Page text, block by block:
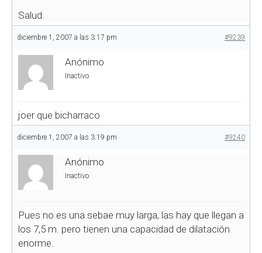
Salud.
diciembre 1, 2007 a las 3:17 pm #9239
Anónimo
Inactivo
joer que bicharraco
diciembre 1, 2007 a las 3:19 pm #9240
Anónimo
Inactivo
Pues no es una sebae muy larga, las hay que llegan a
los 7,5 m. pero tienen una capacidad de dilatación
enorme.